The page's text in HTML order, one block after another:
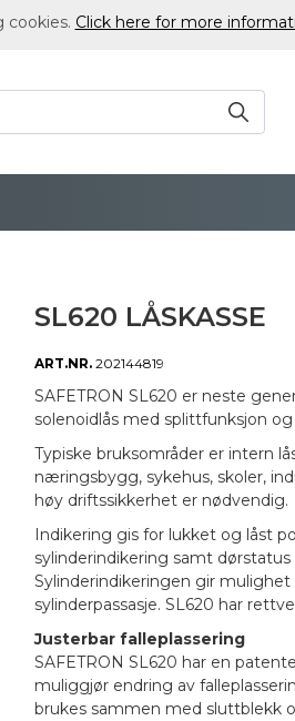
SL620 LÅSKASSE
ART.NR. 202144819
SAFETRON SL620 er neste
solenoidlås med splittfunksjon
Typiske bruksområder er intern
næringsbygg, sykehus, skoler,
høy driftssikkerhet er nødvendig.
Indikering gis for lukket og låst
sylinderindikering samt
Sylinderindikeringen gir
sylinderpassasje. SL620 har
Justerbar falleplassering
SAFETRON SL620 har en
muliggjør endring av
brukes sammen med sluttblekk
cookies. Click here for more